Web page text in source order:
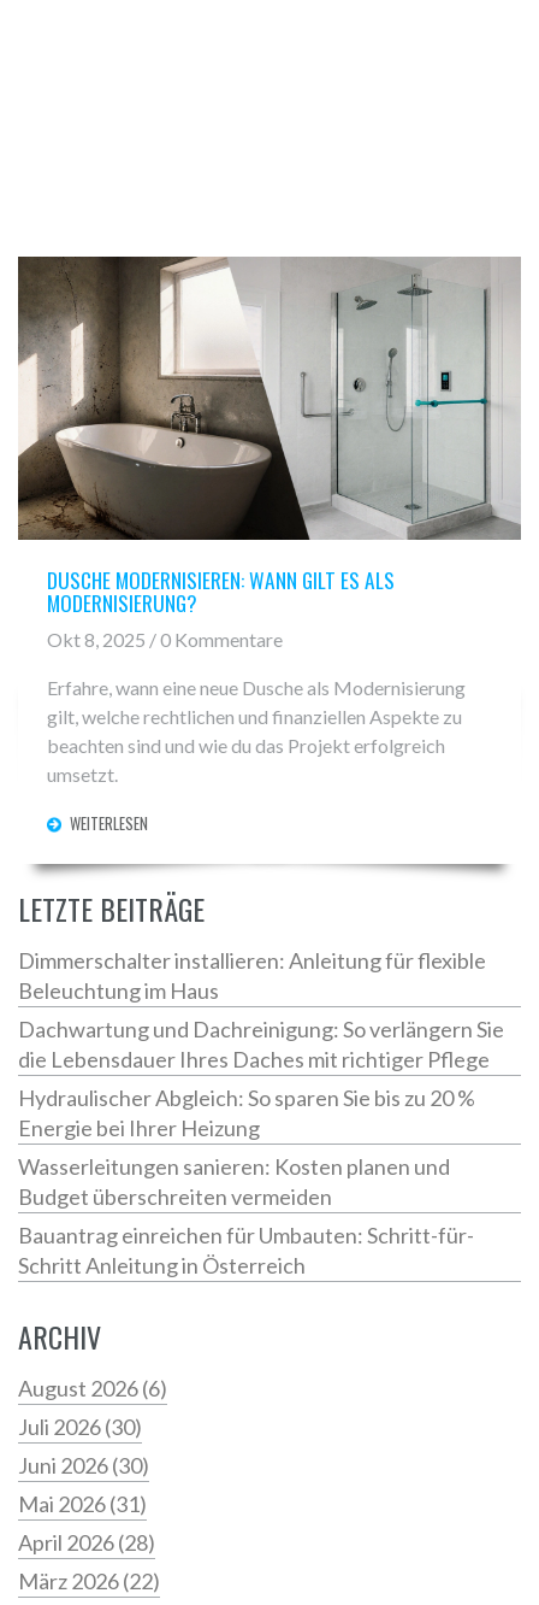
DUSCHE MODERNISIEREN: WANN GILT ES ALS
MODERNISIERUNG?
Okt 8, 2025 / 0 Kommentare
Erfahre, wann eine neue Dusche als Modernisierung
gilt, welche rechtlichen und finanziellen Aspekte zu
beachten sind und wie du das Projekt erfolgreich
umsetzt.
WEITERLESEN
LETZTE BEITRÄGE
Dimmerschalter installieren: Anleitung für flexible
Beleuchtung im Haus
Dachwartung und Dachreinigung: So verlängern Sie
die Lebensdauer Ihres Daches mit richtiger Pflege
Hydraulischer Abgleich: So sparen Sie bis zu 20 %
Energie bei Ihrer Heizung
Wasserleitungen sanieren: Kosten planen und
Budget überschreiten vermeiden
Bauantrag einreichen für Umbauten: Schritt-für-
Schritt Anleitung in Österreich
ARCHIV
August 2026(6)
Juli 2026(30)
Juni 2026(30)
Mai 2026(31)
April 2026(28)
März 2026(22)